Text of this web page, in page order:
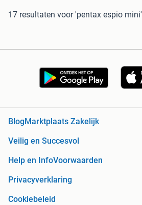
17 resultaten voor 'pentax espio mini'
Blog Marktplaats Zakelijk
Veilig en Succesvol
Help en InfoVoorwaarden
Privacyverklaring
Cookiebeleid